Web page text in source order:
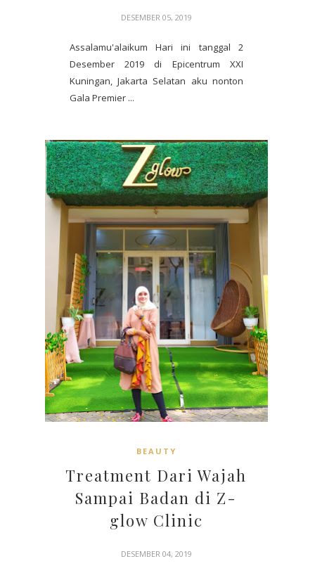
DESEMBER 05, 2019
Assalamu'alaikum Hari ini tanggal 2
Desember 2019 di Epicentrum XXI
Kuningan, Jakarta Selatan aku nonton
Gala Premier ...
BEAUTY
Treatment Dari Wajah
Sampai Badan di Z-
glow Clinic
DESEMBER 04, 2019